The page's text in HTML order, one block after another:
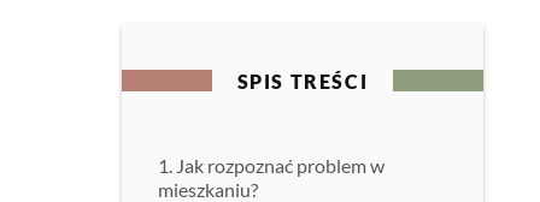
SPIS TREŚCI
Jak rozpoznać problem w
mieszkaniu?